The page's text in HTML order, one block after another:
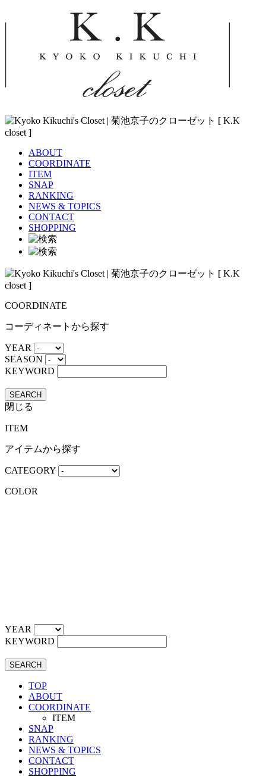
ABOUT
COORDINATE
ITEM
SNAP
RANKING
NEWS & TOPICS
CONTACT
SHOPPING
COORDINATE
コーディネートから探す
YEAR
SEASON
KEYWORD
SEARCH
閉じる
ITEM
アイテムから探す
CATEGORY
COLOR
YEAR
KEYWORD
SEARCH
TOP
ABOUT
COORDINATE
ITEM
SNAP
RANKING
NEWS & TOPICS
CONTACT
SHOPPING